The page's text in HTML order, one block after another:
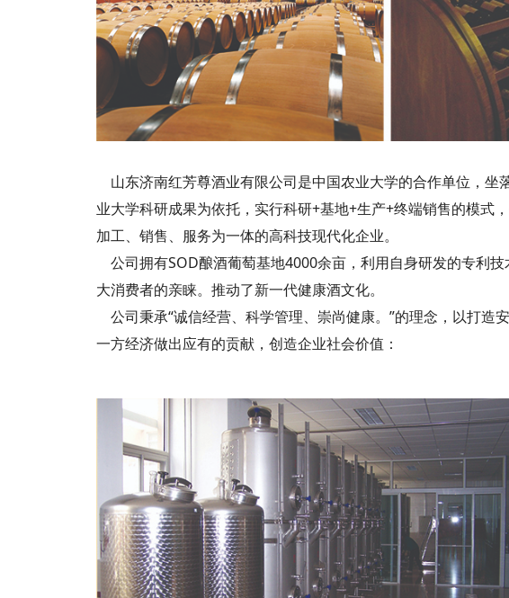
山东济南红芳尊酒业有限公司是中国农业大学的合作单位，坐
业大学科研成果为依托，实行科研+基地+生产+终端销售的模式
加工、销售、服务为一体的高科技现代化企业。
公司拥有SOD酿酒葡萄基地4000余亩，利用自身研发的专利
大消费者的亲睐。推动了新一代健康酒文化。
公司秉承“诚信经营、科学管理、崇尚健康。”的理念，以打造
一方经济做出应有的贡献，创造企业社会价值：